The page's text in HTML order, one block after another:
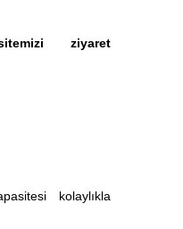
ziyaret
kolaylıkla